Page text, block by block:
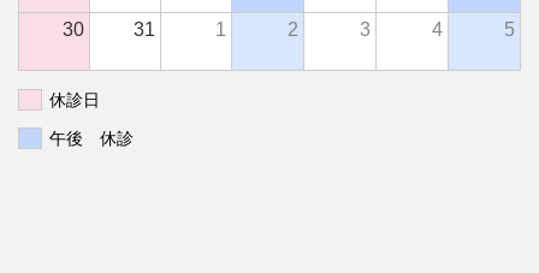
30 31 1 2 3 4 5
休診日
午後 休診